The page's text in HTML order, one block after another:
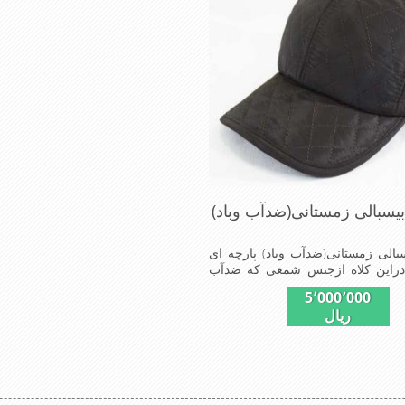
زمستانی(ضدآب وباد)
زمستانی(ضدآب وباد) پارچه ای
دراین کلاه ازجنس شمعی که ضدآب
وباد=(Waterproof)است ازجنس شمعی برای
بارانی استفاده می شودبا آستر
زمستان است این کلاه با بند
5٬000٬000
ریال